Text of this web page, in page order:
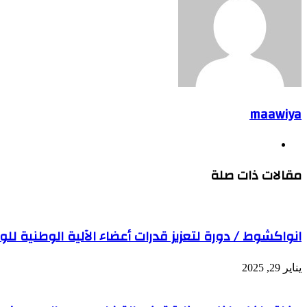
maawiya
مقالات ذات صلة
انواكشوط / دورة لتعزيز قدرات أعضاء الآلية الوطنية
يناير 29, 2025